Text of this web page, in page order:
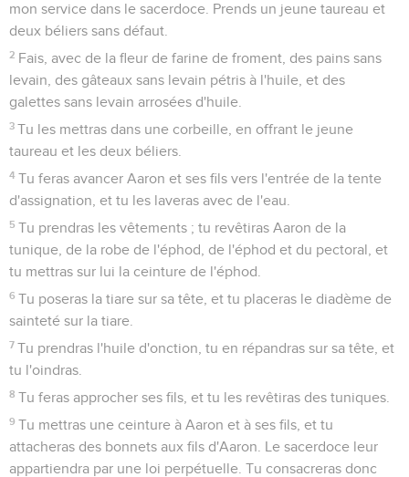
mon service dans le sacerdoce. Prends un jeune taureau et
deux béliers sans défaut.
2 Fais, avec de la fleur de farine de froment, des pains sans
levain, des gâteaux sans levain pétris à l'huile, et des
galettes sans levain arrosées d'huile.
3 Tu les mettras dans une corbeille, en offrant le jeune
taureau et les deux béliers.
4 Tu feras avancer Aaron et ses fils vers l'entrée de la tente
d'assignation, et tu les laveras avec de l'eau.
5 Tu prendras les vêtements ; tu revêtiras Aaron de la
tunique, de la robe de l'éphod, de l'éphod et du pectoral, et
tu mettras sur lui la ceinture de l'éphod.
6 Tu poseras la tiare sur sa tête, et tu placeras le diadème de
sainteté sur la tiare.
7 Tu prendras l'huile d'onction, tu en répandras sur sa tête, et
tu l'oindras.
8 Tu feras approcher ses fils, et tu les revêtiras des tuniques.
9 Tu mettras une ceinture à Aaron et à ses fils, et tu
attacheras des bonnets aux fils d'Aaron. Le sacerdoce leur
appartiendra par une loi perpétuelle. Tu consacreras donc